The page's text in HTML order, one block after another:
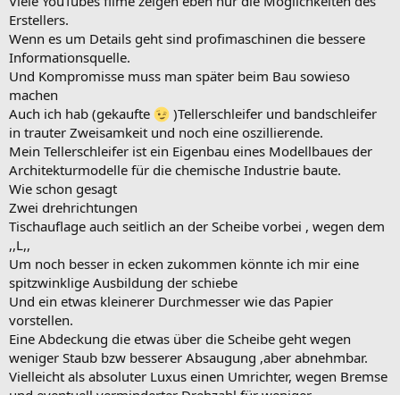
Erstellers.
Wenn es um Details geht sind profimaschinen die bessere
Informationsquelle.
Und Kompromisse muss man später beim Bau sowieso
machen
Auch ich hab (gekaufte
)Tellerschleifer und bandschleifer
in trauter Zweisamkeit und noch eine oszillierende.
Mein Tellerschleifer ist ein Eigenbau eines Modellbaues der
Architekturmodelle für die chemische Industrie baute.
Wie schon gesagt
Zwei drehrichtungen
Tischauflage auch seitlich an der Scheibe vorbei , wegen dem
,,L,,
Um noch besser in ecken zukommen könnte ich mir eine
spitzwinklige Ausbildung der schiebe
Und ein etwas kleinerer Durchmesser wie das Papier
vorstellen.
Eine Abdeckung die etwas über die Scheibe geht wegen
weniger Staub bzw besserer Absaugung ,aber abnehmbar.
Vielleicht als absoluter Luxus einen Umrichter, wegen Bremse